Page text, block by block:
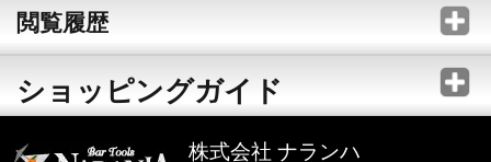
閲覧履歴
ショッピングガイド
株式会社 ナランハ